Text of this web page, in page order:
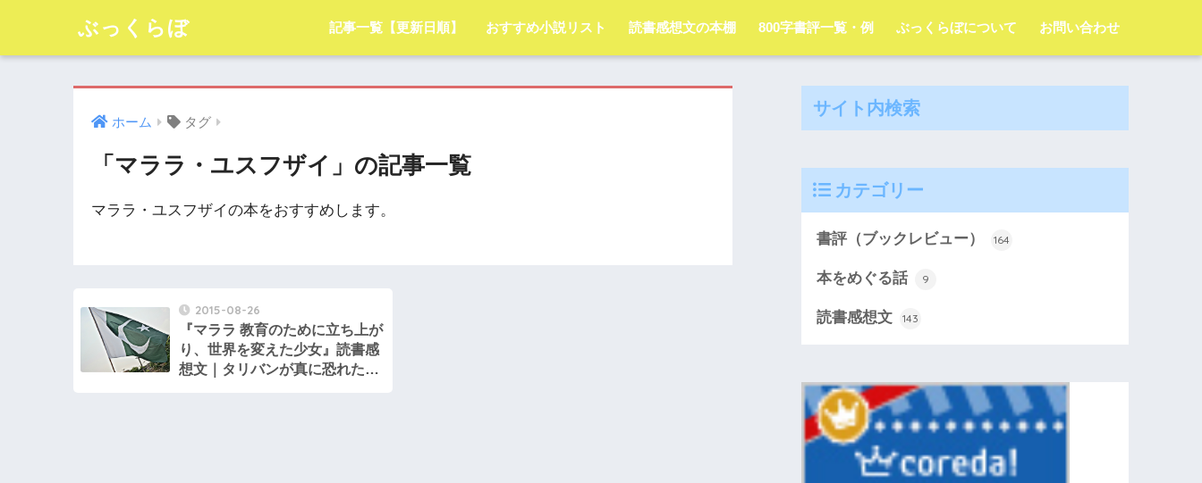
ぶっくらぼ 記事一覧【更新日順】 おすすめ小説リスト 読書感想文の本棚 800字書評一覧・例 ぶっくらぼについて お問い合わせ
ホーム タグ
「マララ・ユスフザイ」の記事一覧
マララ・ユスフザイの本をおすすめします。
2015-08-26
『マララ 教育のために立ち上が
り、世界を変えた少女』読書感
想文｜タリバンが真に恐れたも
サイト内検索
カテゴリー
書評（ブックレビュー） 164
本をめぐる話 9
読書感想文 143